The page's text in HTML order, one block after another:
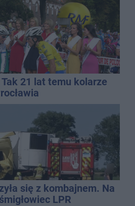
21 lat temu kolarze
się z kombajnem. Na
LPR